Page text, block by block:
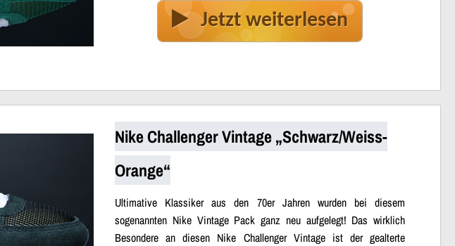
Jetzt weiterlesen
Nike Challenger Vintage „Schwarz/Weiss-
Orange“
Ultimative Klassiker aus den 70er Jahren wurden bei diesem
sogenannten Nike Vintage Pack ganz neu aufgelegt! Das wirklich
Besondere an diesen Nike Challenger Vintage ist der gealterte